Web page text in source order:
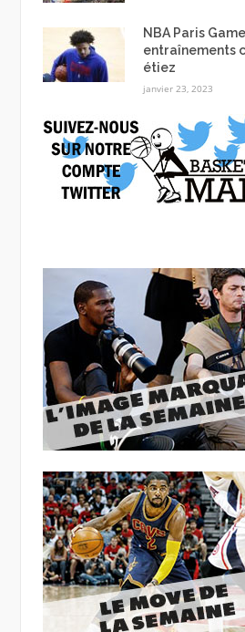
NBA Paris
entraînements
étiez
janvier 23, 2023